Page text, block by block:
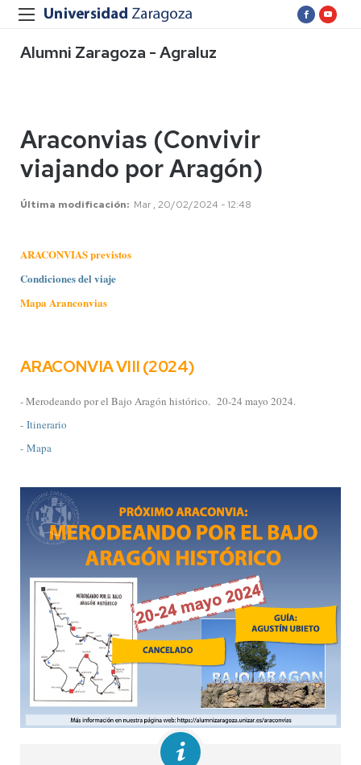
Alumni Zaragoza - Agraluz
Araconvias (Convivir
viajando por Aragón)
Última modificación Mar , 20/02/2024 - 12:48
ARACONVIAS previstos
Condiciones del viaje
Mapa Aranconvias
ARACONVIA VIII (2024)
- Merodeando por el Bajo Aragón histórico. 20-24 mayo 2024.
- Itinerario
- Mapa